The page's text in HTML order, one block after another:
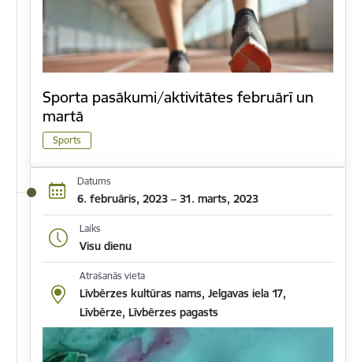
Sporta pasākumi/aktivitātes februārī un
martā
Sports
Datums
6. februāris, 2023 – 31. marts, 2023
Laiks
Visu dienu
Atrašanās vieta
Līvbērzes kultūras nams, Jelgavas iela 17,
Līvbērze, Līvbērzes pagasts